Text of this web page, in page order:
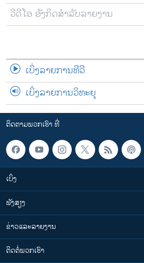
ວີດີໂອ ອັງກິດສຳລັບລາຍງານ
ເບິ່ງລາຍການທີວີ
ເບິ່ງລາຍການວິທະຍຸ
ຕິດຕາມພວກເຮົາ ທີ່
ເບິ່ງ
ຟັງສຽງ
ຂ່າວແລະລາຍງານ
ຕິດຕໍ່ພວກເຮົາ